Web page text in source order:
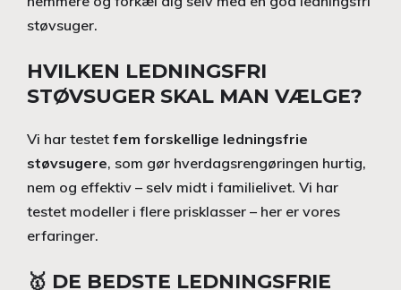
støvsuger.
HVILKEN LEDNINGSFRI
STØVSUGER SKAL MAN VÆLGE?
Vi har testet fem forskellige ledningsfrie
støvsugere, som gør hverdagsrengøringen hurtig,
nem og effektiv – selv midt i familielivet. Vi har
testet modeller i flere prisklasser – her er vores
erfaringer.
🥇 DE BEDSTE LEDNINGSFRIE